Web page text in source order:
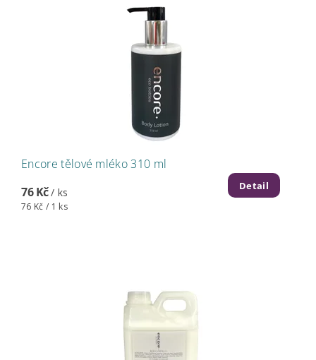
Encore tělové mléko 310 ml
76 Kč/ ks
76 Kč / 1 ks
Detail